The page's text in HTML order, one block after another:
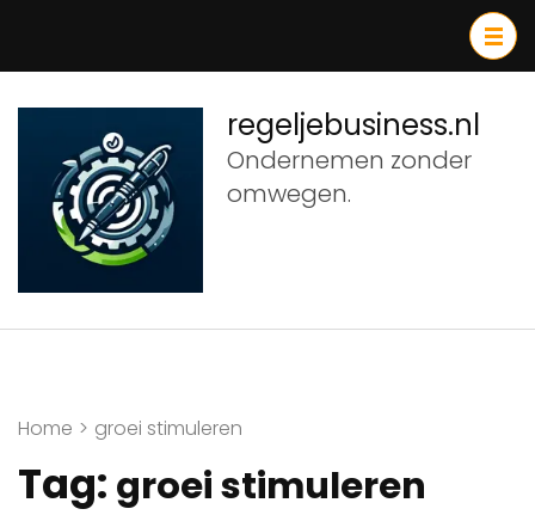
inhoud
(druk
Enter)
regeljebusiness.nl
Ondernemen zonder
omwegen.
Home > groei stimuleren
Tag: groei stimuleren